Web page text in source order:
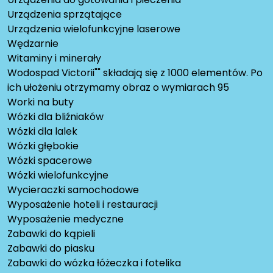
Urządzenia sprzątające
Urządzenia wielofunkcyjne laserowe
Wędzarnie
Witaminy i minerały
Wodospad Victorii"" składają się z 1000 elementów. Po
ich ułożeniu otrzymamy obraz o wymiarach 95
Worki na buty
Wózki dla bliźniaków
Wózki dla lalek
Wózki głębokie
Wózki spacerowe
Wózki wielofunkcyjne
Wycieraczki samochodowe
Wyposażenie hoteli i restauracji
Wyposażenie medyczne
Zabawki do kąpieli
Zabawki do piasku
Zabawki do wózka łóżeczka i fotelika